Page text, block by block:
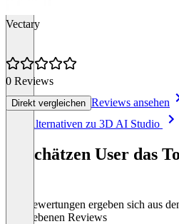
Vectary
0 Reviews
Direkt vergleichen Reviews ansehen
Alle Alternativen zu 3D AI Studio
So schätzen User das
Die Bewertungen ergeben sich aus
abgegebenen Reviews